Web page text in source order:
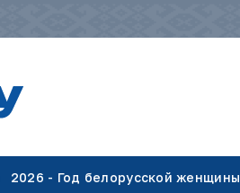
2026 - Год белорусской женщины